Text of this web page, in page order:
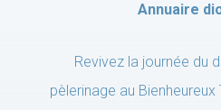
Annuaire
Revivez la journée du
pèlerinage au Bienheureux